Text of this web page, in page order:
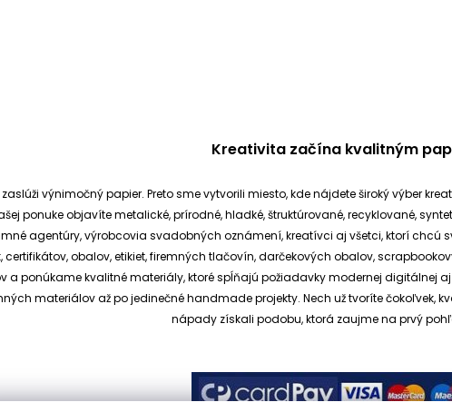
Kreativita začína kvalitným
výnimočný papier. Preto sme vytvorili miesto, kde nájdete široký výber
ponuke objavíte metalické, prírodné, hladké, štruktúrované, recyklované,
agentúry, výrobcovia svadobných oznámení, kreatívci aj všetci, ktorí chcú
obalov, etikiet, firemných tlačovín, darčekových obalov,
ponúkame kvalitné materiály, ktoré spĺňajú požiadavky modernej digitálnej
materiálov až po jedinečné handmade projekty. Nech už tvoríte čokoľvek,
nápady získali podobu, ktorá zaujme na prvý